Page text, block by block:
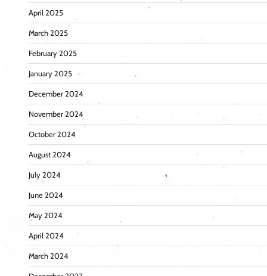
April 2025
March 2025
February 2025
January 2025
December 2024
November 2024
October 2024
August 2024
July 2024
June 2024
May 2024
April 2024
March 2024